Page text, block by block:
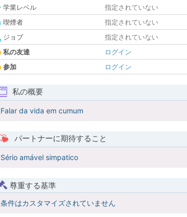
学業レベル
指定されていない
喫煙者
指定されていない
ジョブ
指定されていない
私の友達
ログイン
参加
ログイン
私の概要
Falar da vida em cumum
パートナーに期待すること
Sério amável simpatico
尊重する基準
条件はカスタマイズされていません